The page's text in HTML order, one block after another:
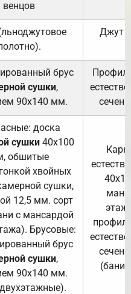
венцов
Джут
брус
сушки,
90х140 мм.
доска
сушки 40х100
обшитые
хвойных
сушки,
12,5 мм. сорт
с мансардой
Брусовые:
брус
сушки,
90х140 мм.
(бани